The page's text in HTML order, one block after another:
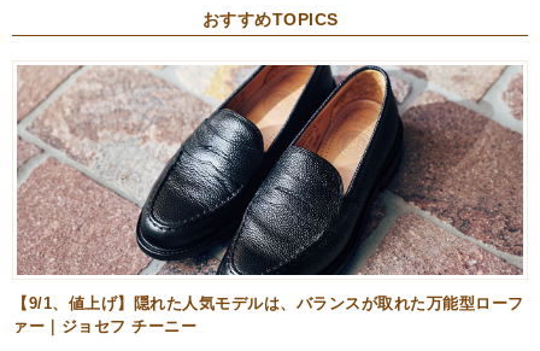
おすすめTOPICS
【9/1、値上げ】隠れた人気モデルは、バランスが取れた万能型ローフ
ァー｜ジョセフ チーニー